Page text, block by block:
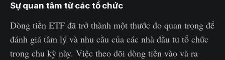
Sự quan tâm từ các tổ chức
Dòng tiền ETF đã trở thành một thước đo quan trọng để
đánh giá tâm lý và nhu cầu của các nhà đầu tư tổ chức
trong chu kỳ này. Việc theo dõi dòng tiền vào và ra